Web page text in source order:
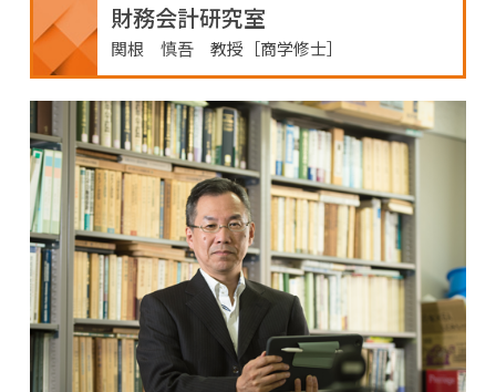
財務会計研究室
関根 慎吾 教授［商学修士］